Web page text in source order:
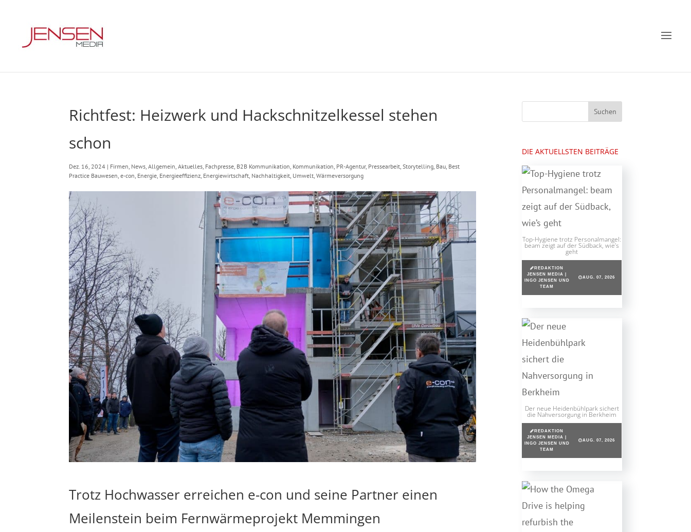
Richtfest: Heizwerk und Hackschnitzelkessel stehen
schon
Dez. 16, 2024 | Firmen, News,Allgemein,Aktuelles, Fachpresse, B2B Kommunikation, Kommunikation, PR-Agentur, Pressearbeit,Storytelling, Bau, Best
Practice Bauwesen,e-con, Energie, Energieeffizienz, Energiewirtschaft, Nachhaltigkeit, Umwelt,Wärmeversorgung
Trotz Hochwasser erreichen e-con und seine Partner einen
Meilenstein beim Fernwärmeprojekt Memmingen
DIE AKTUELLSTEN BEITRÄGE
Top-Hygiene trotz Personalmangel:
beam zeigt auf der Südback, wie’s
geht
REDAKTION
JENSEN MEDIA |
INGO JENSEN UND
TEAM
AUG. 07, 2026
Der neue Heidenbühlpark sichert
die Nahversorgung in Berkheim
REDAKTION
JENSEN MEDIA |
INGO JENSEN UND
TEAM
AUG. 07, 2026